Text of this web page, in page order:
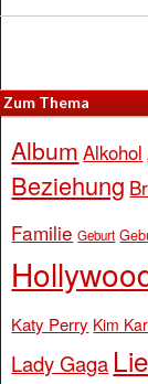
Zum Thema
Album Alkohol
Beziehung
Familie Geburt
Katy Perry Kim
Lady Gaga